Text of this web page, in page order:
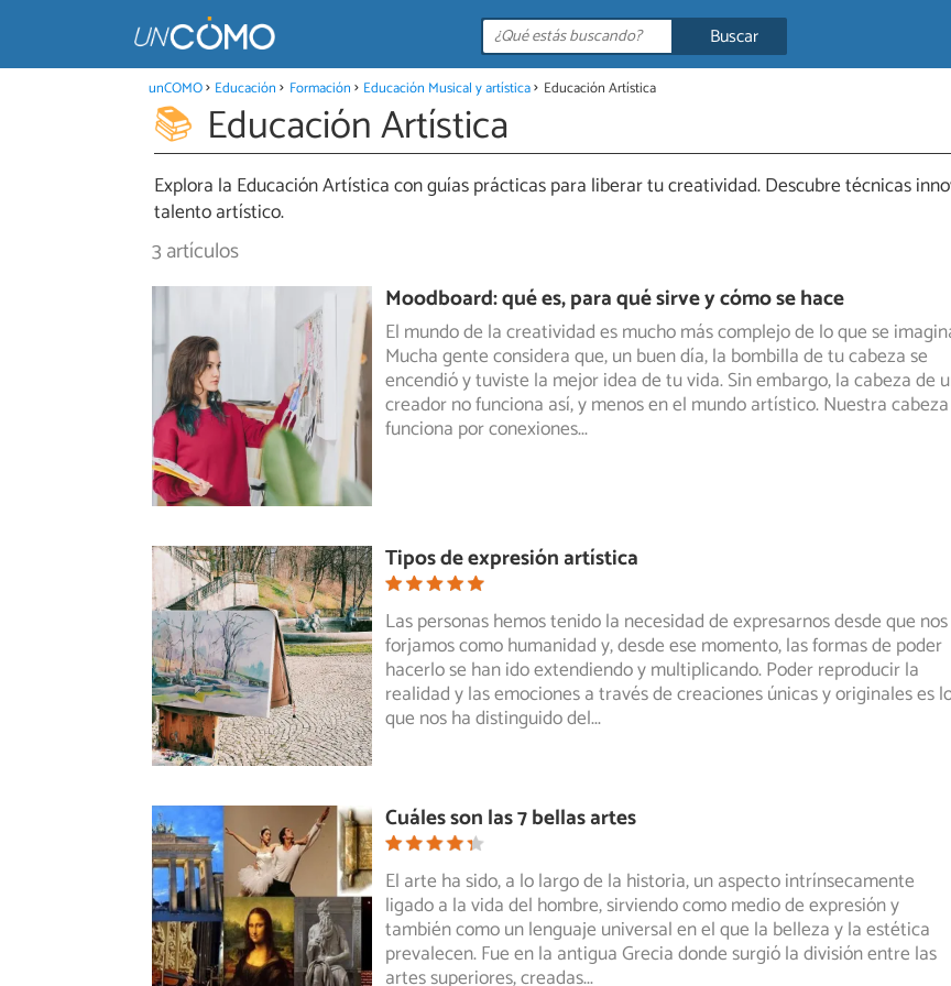
Buscar
unCOMO Educación Formación Educación Musical y artística Educación Artística
Educación Artística
Explora la Educación Artística con guías prácticas para liberar tu creatividad. Descubre técnicas
talento artístico.
3 artículos
Moodboard: qué es, para qué sirve y cómo se hace
El mundo de la creatividad es mucho más complejo de lo que se
Mucha gente considera que, un buen día, la bombilla de tu cabeza se
encendióy tuviste la mejor idea de tu vida. Sin embargo, la cabeza de
creador no funciona así, y menos en el mundo artístico. Nuestra cabeza
funciona por conexiones...
Tipos de expresión artística
Las personas hemos tenido la necesidad de expresarnos desde que nos
forjamos como humanidad y, desde ese momento, las formas de poder
hacerlose han ido extendiendo y multiplicando. Poder reproducir la
realidad y las emociones a través de creaciones únicas y originales es
que nos ha distinguido del...
Cuáles son las 7 bellas artes
El arte ha sido, a lo largo de la historia, un aspecto intrínsecamente
ligado a la vida del hombre, sirviendo como medio de expresión y
tambiéncomo un lenguaje universal en el que la belleza y la estética
prevalecen. Fue en la antigua Grecia donde surgió la división entre las
artes superiores, creadas...